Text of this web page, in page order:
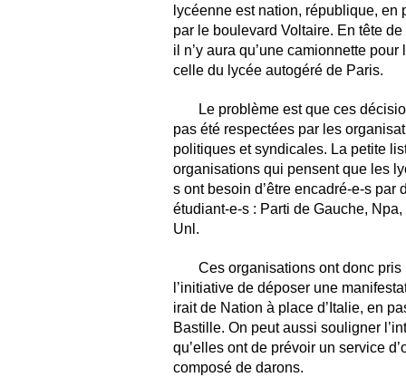
lycéenne est nation, république, en
par le boulevard Voltaire. En tête de
il n’y aura qu’une camionnette pour
celle du lycée autogéré de Paris.
Le problème est que ces
pas été respectées par les
politiques et syndicales. La petite
organisations qui pensent que les
s ont besoin d’être encadré-e-s par
étudiant-e-s : Parti de Gauche, Npa,
Unl.
Ces organisations ont donc pris
l’initiative de déposer une
irait de Nation à place d’Italie, en
Bastille. On peut aussi souligner
qu’elles ont de prévoir un service
composé de darons.